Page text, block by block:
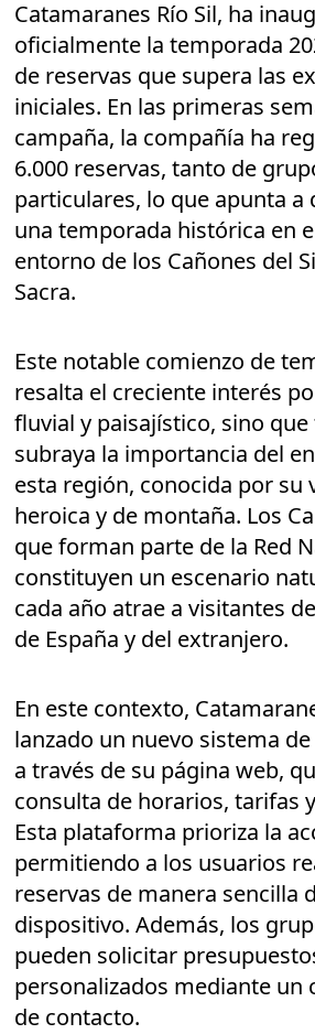
Catamaranes Río Sil, ha
oficialmente la temporada
de reservas que supera las
iniciales. En las primeras
campaña, la compañía ha
6.000 reservas, tanto de
particulares, lo que apunta a
una temporada histórica en
entorno de los Cañones del
Sacra.
Este notable comienzo de
resalta el creciente interés
fluvial y paisajístico, sino
subraya la importancia del
esta región, conocida por su
heroica y de montaña. Los
que forman parte de la Red
constituyen un escenario
cada año atrae a visitantes
de España y del extranjero.
En este contexto,
lanzado un nuevo sistema
a través de su página web,
consulta de horarios, tarifas
Esta plataforma prioriza la
permitiendo a los usuarios
reservas de manera sencilla
dispositivo. Además, los
pueden solicitar
personalizados mediante un
de contacto.